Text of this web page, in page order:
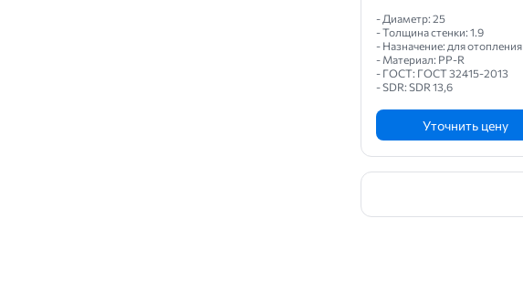
- Диаметр: 25
- Толщина стенки: 1.9
- Назначение: для отопления
- Материал: PP-R
- ГОСТ: ГОСТ 32415-2013
- SDR: SDR 13,6
Уточнить цену